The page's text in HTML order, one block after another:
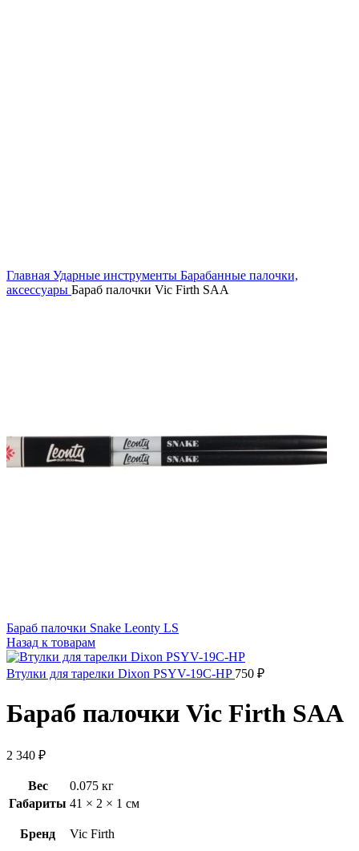
Главная Ударные инструменты Барабанные палочки,
аксессуары Бараб палочки Vic Firth SAA
Бараб палочки Snake Leonty LS
Назад к товарам
Втулки для тарелки Dixon PSYV-19C-HP 750 ₽
Бараб палочки Vic Firth SAA
2 340 ₽
Вес
0.075 кг
Габариты 41 × 2 × 1 см
Бренд Vic Firth